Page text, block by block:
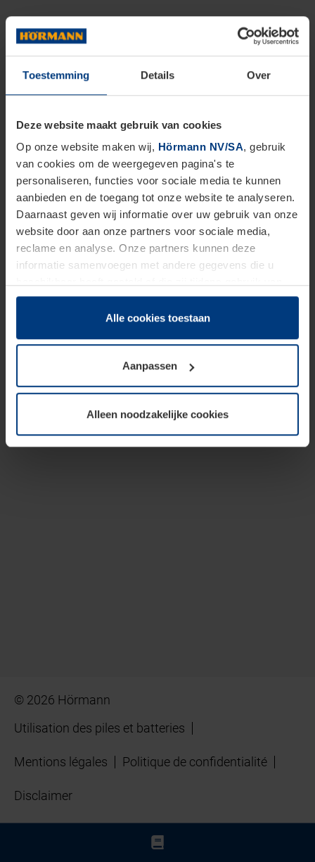
Toestemming Details Over
Deze website maakt gebruik van cookies
Op onze website maken wij, Hörmann NV/SA, gebruik
van cookies om de weergegeven pagina's te
personaliseren, functies voor sociale media te kunnen
aanbieden en de toegang tot onze website te analyseren.
Daarnaast geven wij informatie over uw gebruik van onze
website door aan onze partners voor sociale media,
reclame en analyse. Onze partners kunnen deze
informatie samenvoegen met andere gegevens die u
hun diensten hebben verzameld.
Juridisch hebben wij het recht om cookies op uw
van deze pagina's absoluut vereist is. Voor alle andere
soorten cookies is uw toestemming benodigd. Uw
toestemming kunt u op elk moment bij de uitleg van de
wijzigen of herroepen.
Alle cookies toestaan
Aanpassen
Alleen noodzakelijke cookies
© 2026 Hörmann
Utilisation des piles et batteries
Mentions légales Politique de confidentialité
Disclaimer